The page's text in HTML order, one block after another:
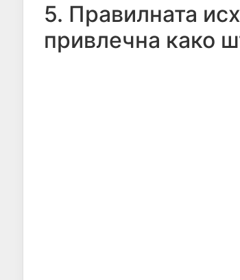
5. Правилната
привлечна како